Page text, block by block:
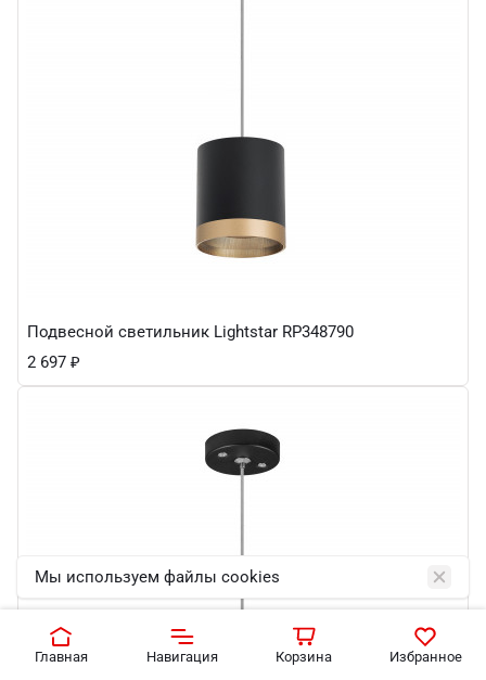
Главная Навигация Корзина Избранное
Подвесной светильник Lightstar RP348790
2 697 ₽
Мы используем файлы cookies